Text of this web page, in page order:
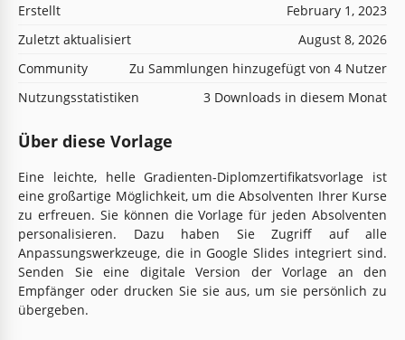
Erstellt
February 1, 2023
Zuletzt aktualisiert
August 8, 2026
Community
Zu Sammlungen hinzugefügt von 4 Nutzer
Nutzungsstatistiken
3 Downloads in diesem Monat
Über diese Vorlage
Eine leichte, helle Gradienten-Diplomzertifikatsvorlage ist
eine großartige Möglichkeit, um die Absolventen Ihrer Kurse
zu erfreuen. Sie können die Vorlage für jeden Absolventen
personalisieren. Dazu haben Sie Zugriff auf alle
Anpassungswerkzeuge, die in Google Slides integriert sind.
Senden Sie eine digitale Version der Vorlage an den
Empfänger oder drucken Sie sie aus, um sie persönlich zu
übergeben.